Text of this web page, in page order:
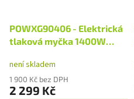
POWXG90406 - Elektrická
tlaková myčka 1400W
není skladem
1 900 Kč bez DPH
2 299 Kč